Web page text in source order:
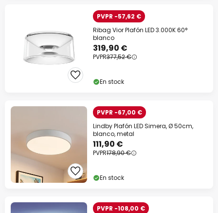
PVPR -57,62 €
Ribag Vior Plafón LED 3.000K 60°
blanco
319,90 €
PVPR377,52 €
En stock
PVPR -67,00 €
Lindby Plafón LED Simera, Ø 50cm,
blanco, metal
111,90 €
PVPR178,90 €
En stock
PVPR -108,00 €